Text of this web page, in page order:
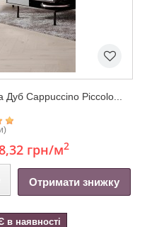
Cappuccino Piccolo...
грн/м2
Отримати знижку
в наявності